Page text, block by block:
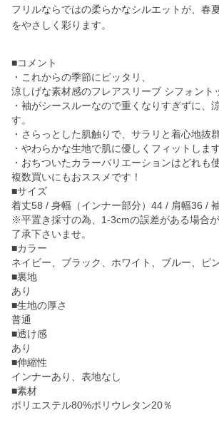
フリルならではの柔らかなシルエットが、春
をやさしく彩ります。
■コメント
・これからの季節にピッタリ、
涼しげな素材感のフレアスリーブ シフォント
・袖がシースルーなので重くなりすぎずに、
す。
・さらっとした肌触りで、サラリと着心地抜
・やわらかな生地で肌に優しくフィットします
・おちついたカラーバリエーションはどれも
複数買いにもおススメです！
■サイズ
着丈58 / 身幅（インナー部分）44 / 肩幅36 /
※平置き採寸の為、1-3cmの誤差がある場合
了承下さいませ。
■カラー
ネイビー、ブラック、ホワイト、ブルー、ピ
■裏地
あり
■生地の厚さ
普通
■透け感
あり
■伸縮性
インナーあり、表地なし
■素材
ポリエステル80%ポリウレタン20％